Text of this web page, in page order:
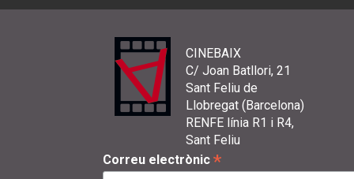
CINEBAIX
C/ Joan Batllori, 21
Sant Feliu de
Llobregat (Barcelona)
RENFE línia R1 i R4,
Sant Feliu
Correu electrònic *